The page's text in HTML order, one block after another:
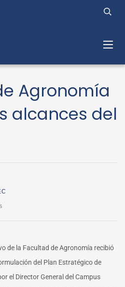
Agronomía
alcances del
conoció
alcances
de la Facultad de Agronomía recibió
del Plan Estratégico de
el Director General del Campus